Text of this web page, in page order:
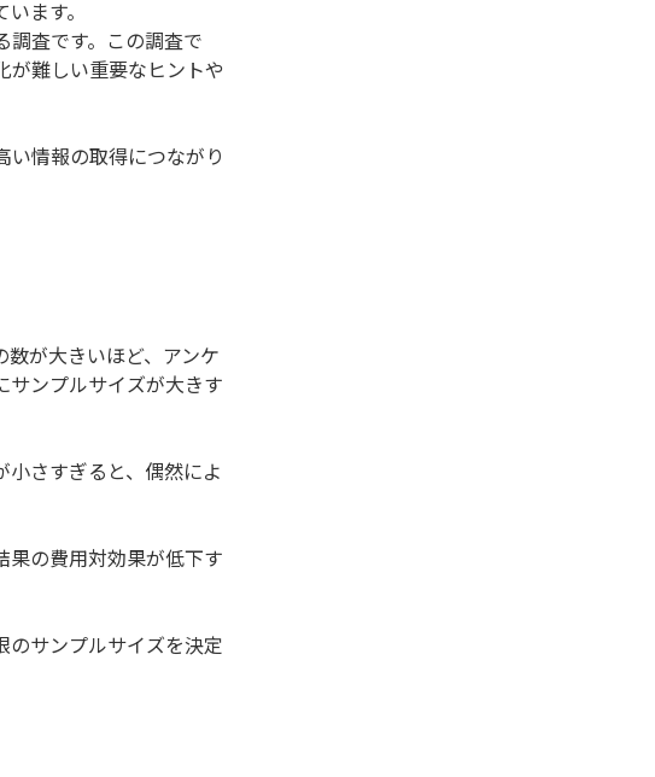
ます。
調査です。この調査で
が難しい重要なヒントや
い情報の取得につながり
が大きいほど、アンケ
サンプルサイズが大きす
さすぎると、偶然によ
果の費用対効果が低下す
のサンプルサイズを決定